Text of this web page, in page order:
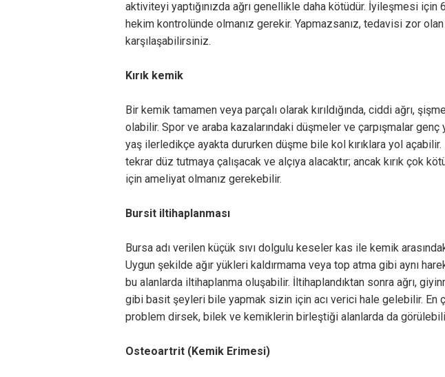
aktiviteyi yaptığınızda ağrı genellikle daha kötüdür. İyileşmesi
hekim kontrolünde olmanız gerekir. Yapmazsanız, tedavisi zor
karşılaşabilirsiniz.
Kırık kemik
Bir kemik tamamen veya parçalı olarak kırıldığında, ciddi ağrı,
olabilir. Spor ve araba kazalarındaki düşmeler ve çarpışmalar
yaş ilerledikçe ayakta dururken düşme bile kol kırıklara yol
tekrar düz tutmaya çalışacak ve alçıya alacaktır; ancak kırık çok
için ameliyat olmanız gerekebilir.
Bursit iltihaplanması
Bursa adı verilen küçük sıvı dolgulu keseler kas ile kemik
Uygun şekilde ağır yükleri kaldırmama veya top atma gibi aynı
bu alanlarda iltihaplanma oluşabilir. İltihaplandıktan sonra ağrı,
gibi basit şeyleri bile yapmak sizin için acı verici hale gelebilir. En
problem dirsek, bilek ve kemiklerin birleştiği alanlarda da
Osteoartrit (Kemik Erimesi)